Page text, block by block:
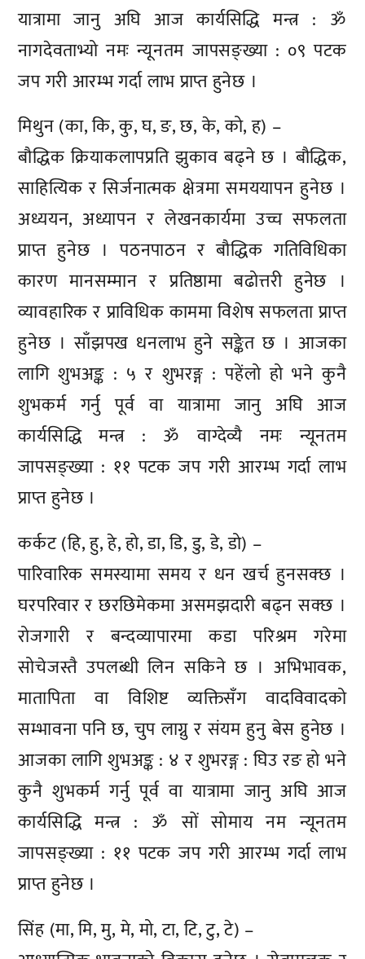
यात्रामा जानु अघि आज कार्यसिद्धि मन्त्र : ॐ
नागदेवताभ्यो नमः न्यूनतम जापसङ्ख्या : ०९ पटक
जप गरी आरम्भ गर्दा लाभ प्राप्त हुनेछ ।
मिथुन (का, कि, कु, घ, ङ, छ, के, को, ह) –
बौद्धिक क्रियाकलापप्रति झुकाव बढ्ने छ । बौद्धिक,
साहित्यिक र सिर्जनात्मक क्षेत्रमा समययापन हुनेछ ।
अध्ययन, अध्यापन र लेखनकार्यमा उच्च सफलता
प्राप्त हुनेछ । पठनपाठन र बौद्धिक गतिविधिका
कारण मानसम्मान र प्रतिष्ठामा बढोत्तरी हुनेछ ।
व्यावहारिक र प्राविधिक काममा विशेष सफलता प्राप्त
हुनेछ । साँझपख धनलाभ हुने सङ्केत छ । आजका
लागि शुभअङ्क : ५ र शुभरङ्ग : पहेंलो हो भने कुनै
शुभकर्म गर्नु पूर्व वा यात्रामा जानु अघि आज
कार्यसिद्धि मन्त्र : ॐ वाग्देव्यै नमः न्यूनतम
जापसङ्ख्या : ११ पटक जप गरी आरम्भ गर्दा लाभ
प्राप्त हुनेछ ।
कर्कट (हि, हु, हे, हो, डा, डि, डु, डे, डो) –
पारिवारिक समस्यामा समय र धन खर्च हुनसक्छ ।
घरपरिवार र छरछिमेकमा असमझदारी बढ्न सक्छ ।
रोजगारी र बन्दव्यापारमा कडा परिश्रम गरेमा
सोचेजस्तै उपलब्धी लिन सकिने छ । अभिभावक,
मातापिता वा विशिष्ट व्यक्तिसँग वादविवादको
सम्भावना पनि छ, चुप लाग्नु र संयम हुनु बेस हुनेछ ।
आजका लागि शुभअङ्क : ४ र शुभरङ्ग : घिउ रङ हो भने
कुनै शुभकर्म गर्नु पूर्व वा यात्रामा जानु अघि आज
कार्यसिद्धि मन्त्र : ॐ सों सोमाय नम न्यूनतम
जापसङ्ख्या : ११ पटक जप गरी आरम्भ गर्दा लाभ
प्राप्त हुनेछ ।
सिंह (मा, मि, मु, मे, मो, टा, टि, टु, टे) –